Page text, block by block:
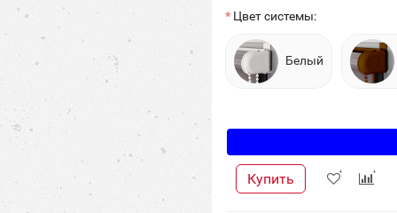
Цвет системы:
Белый
Купить